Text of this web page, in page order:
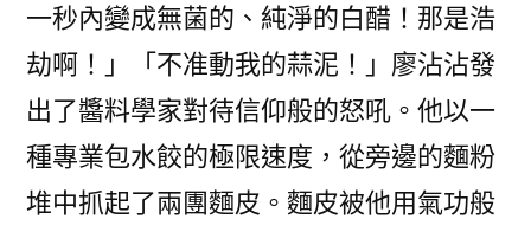
一秒內變成無菌的、純淨的白醋！那是浩
劫啊！」「不准動我的蒜泥！」廖沾沾發
出了醬料學家對待信仰般的怒吼。他以一
種專業包水餃的極限速度，從旁邊的麵粉
堆中抓起了兩團麵皮。麵皮被他用氣功般